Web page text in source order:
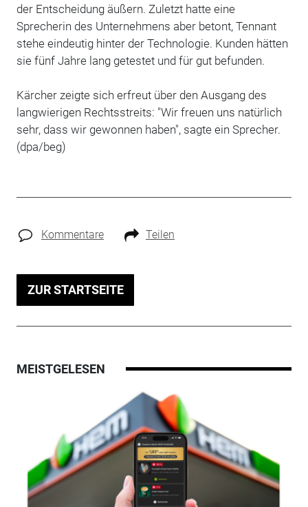
der Entscheidung äußern. Zuletzt hatte eine
Sprecherin des Unternehmens aber betont, Tennant
stehe eindeutig hinter der Technologie. Kunden hätten
sie fünf Jahre lang getestet und für gut befunden.
Kärcher zeigte sich erfreut über den Ausgang des
langwierigen Rechtsstreits: "Wir freuen uns natürlich
sehr, dass wir gewonnen haben", sagte ein Sprecher.
(dpa/beg)
Kommentare Teilen
ZUR STARTSEITE
MEISTGELESEN